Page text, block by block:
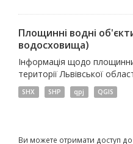
Площинні водні
водосховища)
Інформація щодо
території Львівської
SHX SHP qpj QGIS
Ви можете отримати доступ